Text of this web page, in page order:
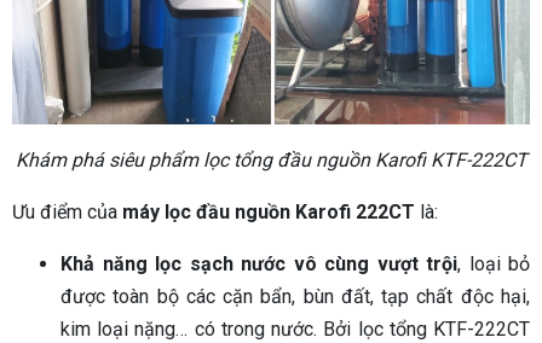
Khám phá siêu phẩm lọc tổng đầu nguồn Karofi KTF-222CT
Ưu điểm của máy lọc đầu nguồn Karofi 222CT là:
Khả năng lọc sạch nước vô cùng vượt trội, loại bỏ
được toàn bộ các cặn bẩn, bùn đất, tạp chất độc hại,
kim loại nặng… có trong nước. Bởi lọc tổng KTF-222CT